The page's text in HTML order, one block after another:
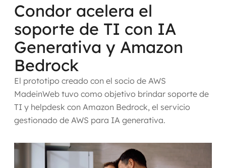
Aplicar IA con impacto real
AI / Machine Learning
IA Generativa
Agentes de IA
Aceleradores de IA
Integración de IA
Proyectos
Carrera
Condor acelera el
soporte de TI con IA
Generativa y Amazon
Bedrock
El prototipo creado con el socio de AWS
MadeinWeb tuvo como objetivo brindar soporte de
TI y helpdesk con Amazon Bedrock, el servicio
gestionado de AWS para IA generativa.